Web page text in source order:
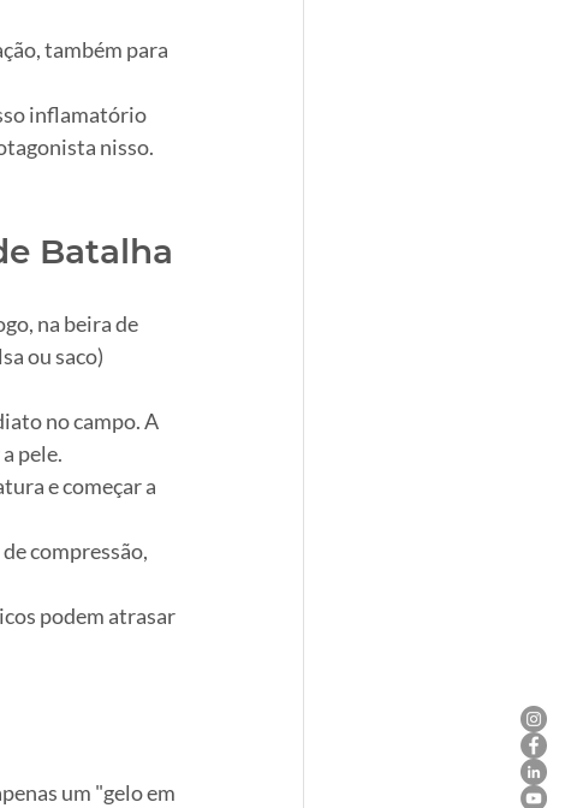
também para
inflamatório
nisso.
Batalha
na beira de
ou saco)
no campo. A
pele.
e começar a
compressão,
podem atrasar
um "gelo em